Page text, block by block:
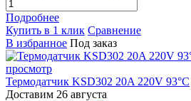
Подробнее
Купить в 1 клик Сравнение
В избранное Под заказ
просмотр
Термодатчик KSD302 20A 220V 93°С
Доставим 26 августа